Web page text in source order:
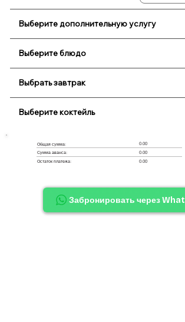
Выберите дополнительную услугу
Выберите блюдо
Выбрать завтрак
Выберите коктейль
Общая сумма:
0.00
Сумма аванса:
0.00
Остаток платежа:
0.00
Забронировать через